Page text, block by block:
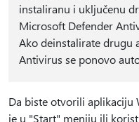
instaliranu i uključenu
Microsoft Defender
Ako deinstalirate drugu
Antivirus se ponovo
Da biste otvorili aplikaciju
je u "Start" meniju ili